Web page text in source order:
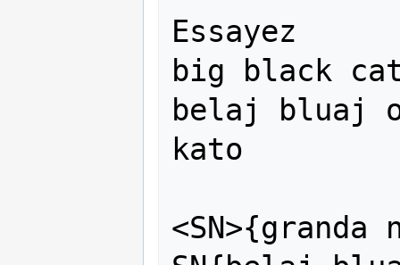
Essayez
big black
belaj bluaj
kato
<SN>{granda